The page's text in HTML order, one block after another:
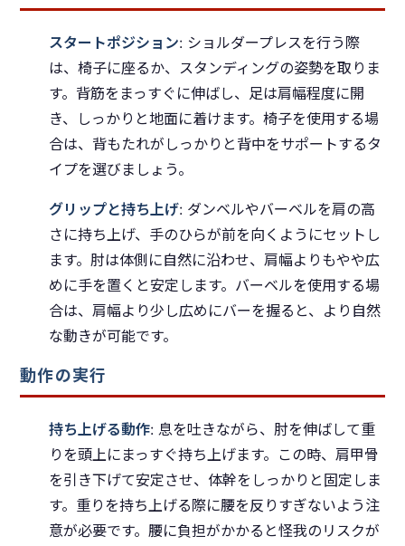
スタートポジション: ショルダープレスを行う際
は、椅子に座るか、スタンディングの姿勢を取りま
す。背筋をまっすぐに伸ばし、足は肩幅程度に開
き、しっかりと地面に着けます。椅子を使用する場
合は、背もたれがしっかりと背中をサポートするタ
イプを選びましょう。
グリップと持ち上げ: ダンベルやバーベルを肩の高
さに持ち上げ、手のひらが前を向くようにセットし
ます。肘は体側に自然に沿わせ、肩幅よりもやや広
めに手を置くと安定します。バーベルを使用する場
合は、肩幅より少し広めにバーを握ると、より自然
な動きが可能です。
動作の実行
持ち上げる動作: 息を吐きながら、肘を伸ばして重
りを頭上にまっすぐ持ち上げます。この時、肩甲骨
を引き下げて安定させ、体幹をしっかりと固定しま
す。重りを持ち上げる際に腰を反りすぎないよう注
意が必要です。腰に負担がかかると怪我のリスクが